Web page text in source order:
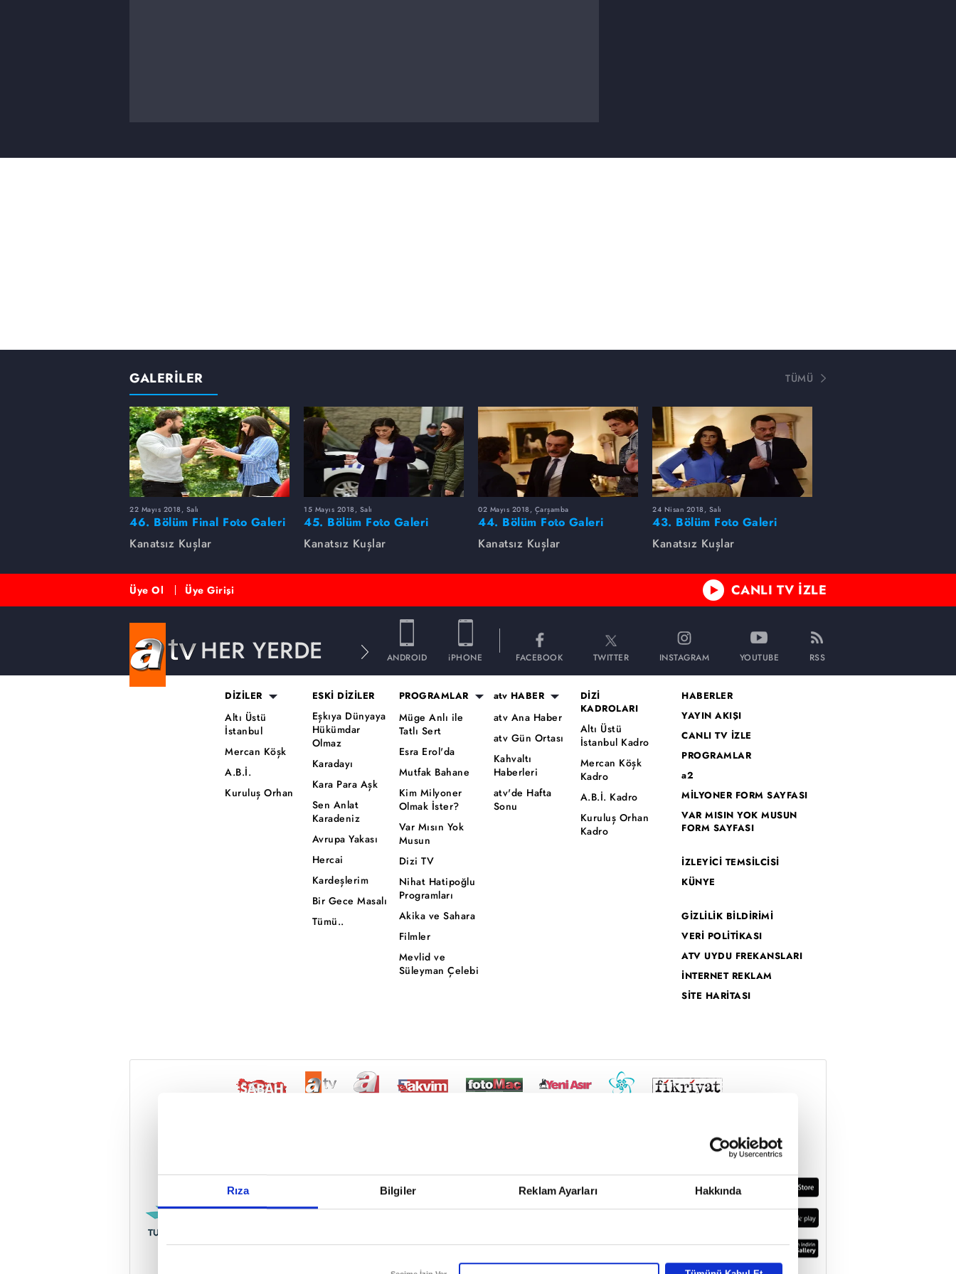
Rıza Bilgiler Reklam Ayarları Hakkında
Reddet
GALERİLER TÜMÜ
22 Mayıs 2018, Salı
46. Bölüm Final Foto Galeri
Kanatsız Kuşlar
15 Mayıs 2018, Salı
45. Bölüm Foto Galeri
Kanatsız Kuşlar
02 Mayıs 2018, Çarşamba
44. Bölüm Foto Galeri
Kanatsız Kuşlar
24 Nisan 2018, Salı
43. Bölüm Foto Galeri
Kanatsız Kuşlar
Üye Ol Üye Girişi CANLI TV İZLE
HER YERDE ANDROID iPHONE FACEBOOK TWITTER INSTAGRAM YOUTUBE RSS
DİZİLER
Altı Üstü
İstanbul
Mercan Köşk
A.B.İ.
Kuruluş Orhan
ESKİ DİZİLER
Eşkıya Dünyaya
Hükümdar
Olmaz
Karadayı
Kara Para Aşk
Sen Anlat
Karadeniz
Avrupa Yakası
Hercai
Kardeşlerim
Bir Gece Masalı
Tümü..
PROGRAMLAR
Müge Anlı ile
Tatlı Sert
Esra Erol'da
Mutfak Bahane
Kim Milyoner
Olmak İster?
Var Mısın Yok
Musun
Dizi TV
Nihat Hatipoğlu
Programları
Akika ve Sahara
Filmler
Mevlid ve
Süleyman Çelebi
atv HABER
atv Ana Haber
atv Gün Ortası
Kahvaltı
Haberleri
atv'de Hafta
Sonu
DİZİ
KADROLARI
Altı Üstü
İstanbul Kadro
Mercan Köşk
Kadro
A.B.İ. Kadro
Kuruluş Orhan
Kadro
HABERLER
YAYIN AKIŞI
CANLI TV İZLE
PROGRAMLAR
a2
MİLYONER FORM SAYFASI
VAR MISIN YOK MUSUN
FORM SAYFASI
İZLEYİCİ TEMSİLCİSİ
KÜNYE
GİZLİLİK BİLDİRİMİ
VERİ POLİTİKASI
ATV UYDU FREKANSLARI
İNTERNET REKLAM
SİTE HARİTASI